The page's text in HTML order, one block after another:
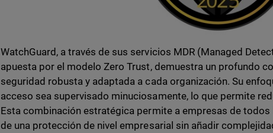
WatchGuard, a través de sus servicios MDR (Managed
apuesta por el modelo Zero Trust, demuestra un profundo
seguridad robusta y adaptada a cada organización. Su
acceso sea supervisado minuciosamente, lo que permite
Esta combinación estratégica permite a empresas de
de una protección de nivel empresarial sin añadir